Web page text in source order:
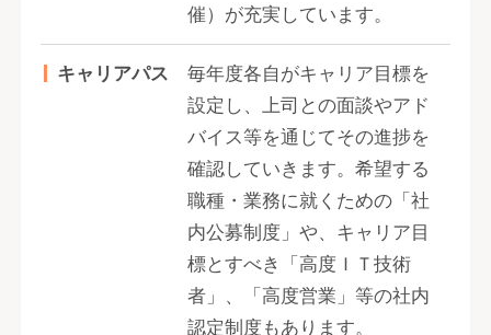
催）が充実しています。
キャリアパス
毎年度各自がキャリア目標を
設定し、上司との面談やアド
バイス等を通じてその進捗を
確認していきます。希望する
職種・業務に就くための「社
内公募制度」や、キャリア目
標とすべき「高度ＩＴ技術
者」、「高度営業」等の社内
認定制度もあります。